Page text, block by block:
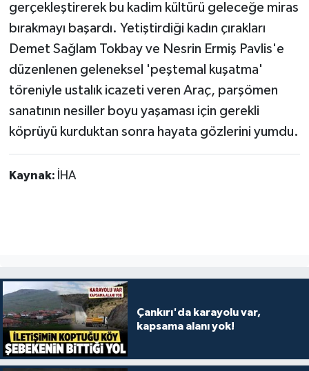
gerçekleştirerek bu kadim kültürü geleceğe miras
bırakmayı başardı. Yetiştirdiği kadın çırakları
Demet Sağlam Tokbay ve Nesrin Ermiş Pavlis'e
düzenlenen geleneksel 'peştemal kuşatma'
töreniyle ustalık icazeti veren Araç, parşömen
sanatının nesiller boyu yaşaması için gerekli
köprüyü kurduktan sonra hayata gözlerini yumdu.
Kaynak: İHA
Çankırı'da karayolu var,
kapsama alanı yok!